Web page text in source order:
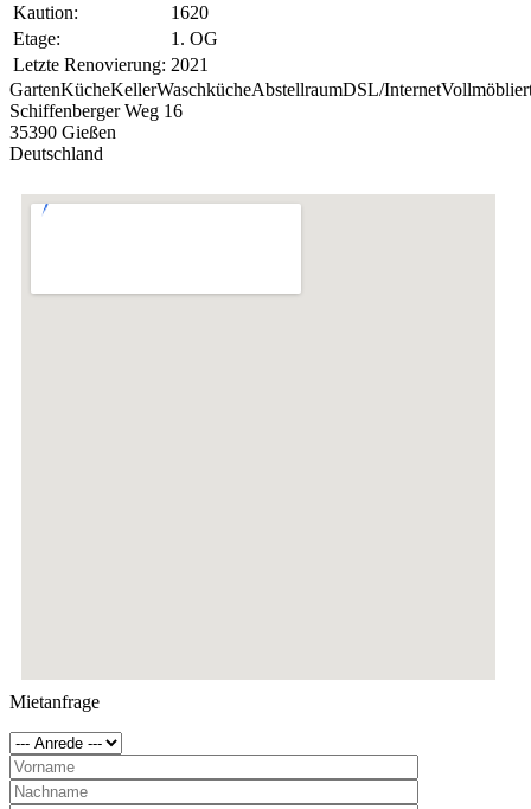
Kaution:
1620
Etage:
1. OG
Letzte Renovierung: 2021
GartenKücheKellerWaschkücheAbstellraumDSL/Internet
Schiffenberger Weg 16
35390 Gießen
Deutschland
Mietanfrage